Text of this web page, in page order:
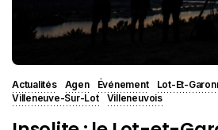
Actualités Agen Événement Lot-Et-
Villeneuve-Sur-Lot
Villeneuvois